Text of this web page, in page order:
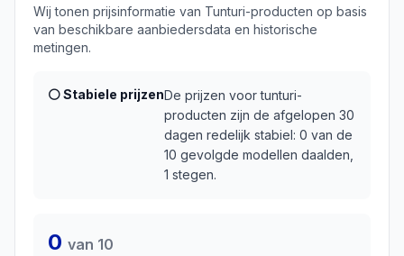
Wij tonen prijsinformatie van Tunturi-producten op basis
van beschikbare aanbiedersdata en historische
metingen.
⚪ Stabiele prijzenDe prijzen voor tunturi-
producten zijn de afgelopen 30
dagen redelijk stabiel: 0 van de
10 gevolgde modellen daalden,
1 stegen.
0 van 10